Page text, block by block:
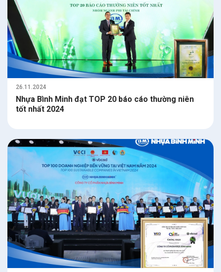
26.11.2024
Nhựa Bình Minh đạt TOP 20 báo cáo thường niên
tốt nhất 2024